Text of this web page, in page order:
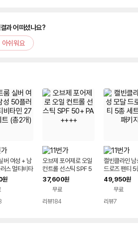
어떠셨나요?
아쉬워요
버 여성 + 남
스 멀티비타
세트 (총2
원
오브제 포어제로 오일
컨트롤 선스틱 SPF 5
0+ PA++++
37,600원
무료
리뷰184
캘빈클라인 남
드로즈 팬티 5
선물패키지
49,950원
무료
리뷰7